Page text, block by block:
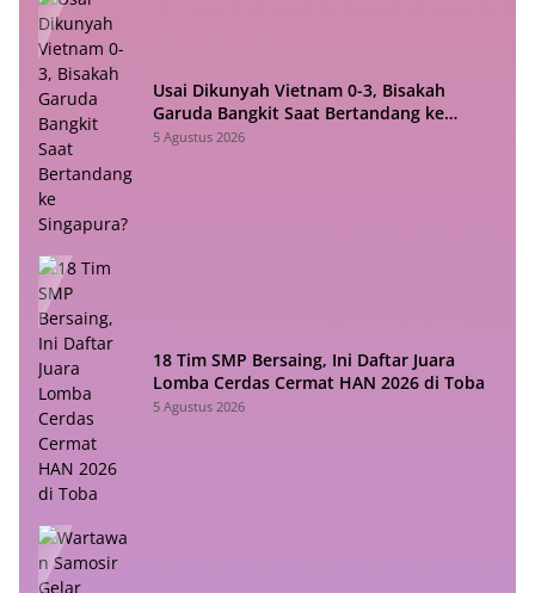
Usai Dikunyah Vietnam 0-3, Bisakah
Garuda Bangkit Saat Bertandang ke
Singapura?
5 Agustus 2026
18 Tim SMP Bersaing, Ini Daftar Juara
Lomba Cerdas Cermat HAN 2026 di Toba
5 Agustus 2026